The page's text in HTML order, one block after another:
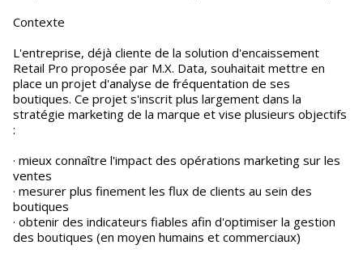
Contexte
L'entreprise, déjà cliente de la solution d'encaissement
Retail Pro proposée par M.X. Data, souhaitait mettre en
place un projet d'analyse de fréquentation de ses
boutiques. Ce projet s'inscrit plus largement dans la
stratégie marketing de la marque et vise plusieurs objectifs
:
· mieux connaître l'impact des opérations marketing sur les
ventes
· mesurer plus finement les flux de clients au sein des
boutiques
· obtenir des indicateurs fiables afin d'optimiser la gestion
des boutiques (en moyen humains et commerciaux)